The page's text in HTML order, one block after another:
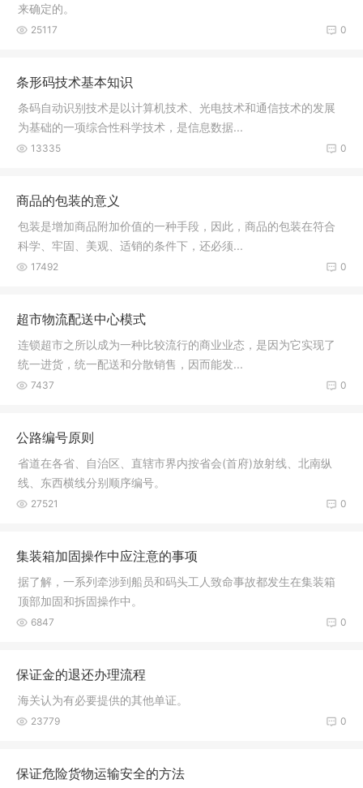
来确定的。
0
25117
条形码技术基本知识
条码自动识别技术是以计算机技术、光电技术和通信技术的发展
为基础的一项综合性科学技术，是信息数据...
0
13335
商品的包装的意义
包装是增加商品附加价值的一种手段，因此，商品的包装在符合
科学、牢固、美观、适销的条件下，还必须...
0
17492
超市物流配送中心模式
连锁超市之所以成为一种比较流行的商业业态，是因为它实现了
统一进货，统一配送和分散销售，因而能发...
0
7437
公路编号原则
省道在各省、自治区、直辖市界内按省会(首府)放射线、北南纵
线、东西横线分别顺序编号。
0
27521
集装箱加固操作中应注意的事项
据了解，一系列牵涉到船员和码头工人致命事故都发生在集装箱
顶部加固和拆固操作中。
0
6847
保证金的退还办理流程
海关认为有必要提供的其他单证。
0
23779
保证危险货物运输安全的方法